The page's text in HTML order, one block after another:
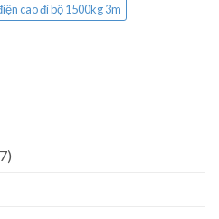
cao đi bộ 1500kg 3m